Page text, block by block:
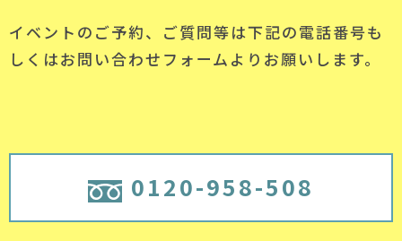
イベントのご予約、ご質問等は下記の電話番号も
しくはお問い合わせフォームよりお願いします。
0120-958-508